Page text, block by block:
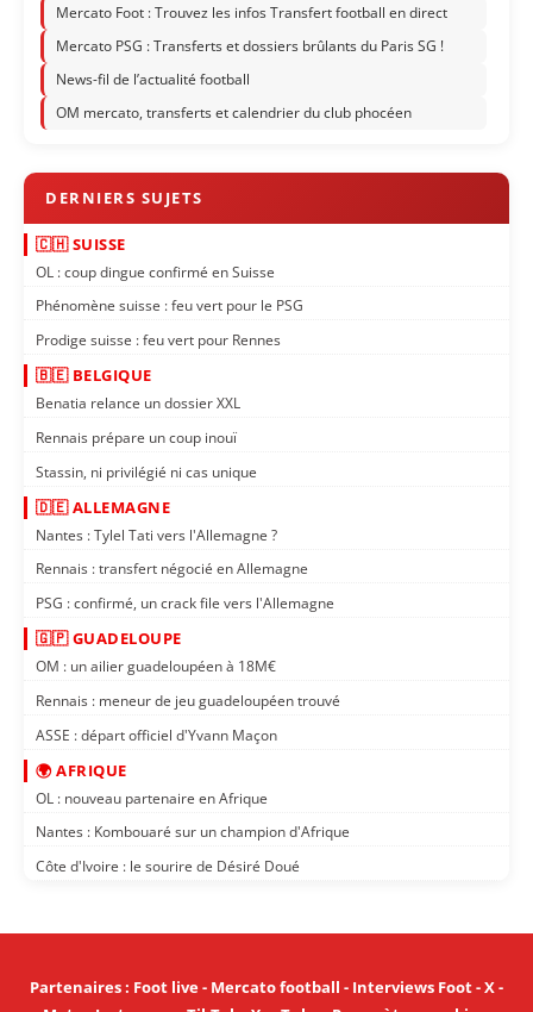
Mercato Foot : Trouvez les infos Transfert football en direct
Mercato PSG : Transferts et dossiers brûlants du Paris SG !
News-fil de l’actualité football
OM mercato, transferts et calendrier du club phocéen
🇨🇭 SUISSE
OL : coup dingue confirmé en Suisse
Phénomène suisse : feu vert pour le PSG
Prodige suisse : feu vert pour Rennes
🇧🇪 BELGIQUE
Benatia relance un dossier XXL
Rennais prépare un coup inouï
Stassin, ni privilégié ni cas unique
🇩🇪 ALLEMAGNE
Nantes : Tylel Tati vers l'Allemagne ?
Rennais : transfert négocié en Allemagne
PSG : confirmé, un crack file vers l'Allemagne
🇬🇵 GUADELOUPE
OM : un ailier guadeloupéen à 18M€
Rennais : meneur de jeu guadeloupéen trouvé
ASSE : départ officiel d'Yvann Maçon
🌍 AFRIQUE
OL : nouveau partenaire en Afrique
Nantes : Kombouaré sur un champion d'Afrique
Côte d'Ivoire : le sourire de Désiré Doué
Partenaires: Foot live- Mercato football - Interviews Foot-X-